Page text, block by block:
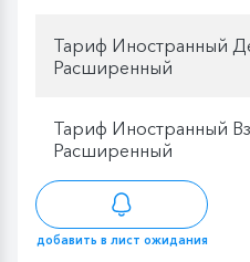
Тариф Иностранный
Расширенный
Тариф Иностранный
Расширенный
добавить в лист ожидания